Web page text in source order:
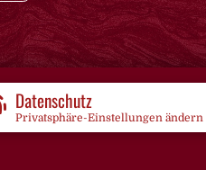
Datenschutz
Privatsphäre-Einstellungen ändern